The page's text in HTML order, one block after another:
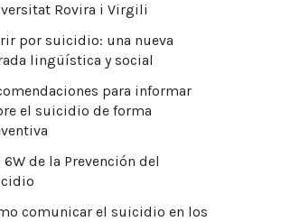
Rovira i Virgili
por suicidio: una nueva
lingüística y social
para informar
el suicidio de forma
6W de la Prevención del
comunicar el suicidio en los